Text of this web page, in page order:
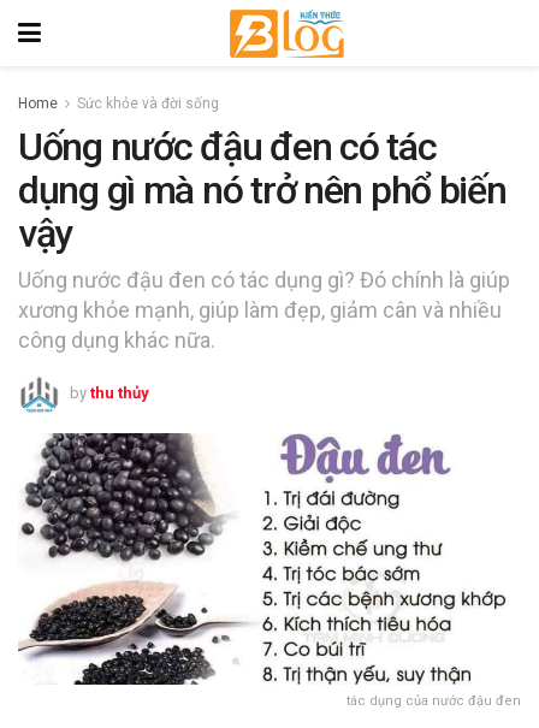
Home Sức khỏe và đời sống
Uống nước đậu đen có tác
dụng gì mà nó trở nên phổ biến
vậy
Uống nước đậu đen có tác dụng gì? Đó chính là giúp
xương khỏe mạnh, giúp làm đẹp, giảm cân và nhiều
công dụng khác nữa.
by thu thủy
tác dụng của nước đậu đen